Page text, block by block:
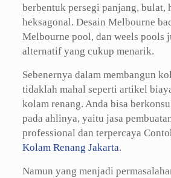
berbentuk persegi panjang, bulat,
heksagonal. Desain Melbourne
Melbourne pool, dan weels pools
alternatif yang cukup menarik.
Sebenernya dalam membangun
tidaklah mahal seperti artikel
kolam renang. Anda bisa
pada ahlinya, yaitu jasa
professional dan terpercaya
Kolam Renang Jakarta.
Namun yang menjadi